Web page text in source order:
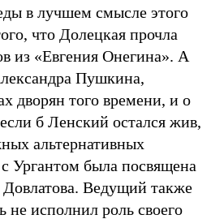
в лучшем смысле этого
что Долецкая прочла
из «Евгения Онегина». А
Пушкина,
дворян того времени, и о
б Ленский остался жив,
альтернативных
Ургантом была посвящена
Довлатова. Ведущий также
не исполнил роль своего